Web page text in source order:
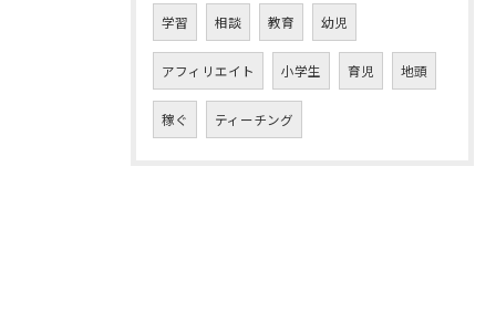
学習 相談 教育 幼児
アフィリエイト 小学生 育児 地頭
稼ぐ ティーチング